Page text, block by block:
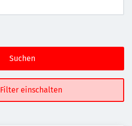
Suchen
Filter einschalten